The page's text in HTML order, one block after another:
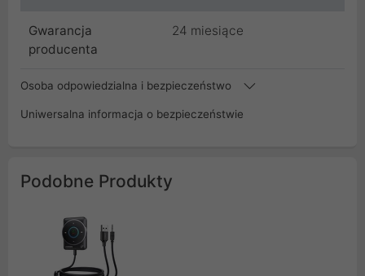
Gwarancja
producenta
24 miesiące
Osoba odpowiedzialna i bezpieczeństwo
Uniwersalna informacja o bezpieczeństwie
Podobne Produkty